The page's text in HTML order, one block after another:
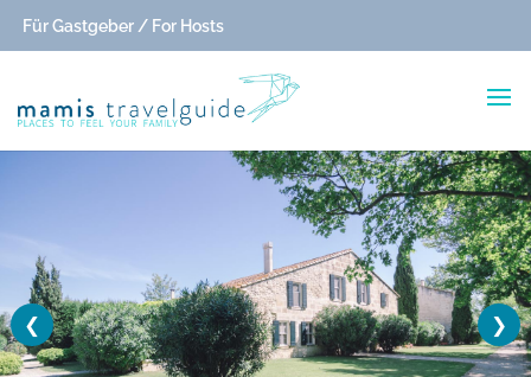
Für Gastgeber / For Hosts
❮ ❯